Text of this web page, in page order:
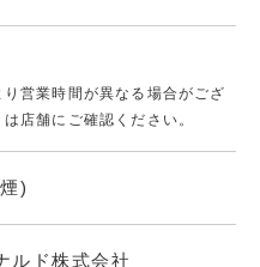
営業時間が異なる場合がござ
店舗にご確認ください。
)
ルド株式会社